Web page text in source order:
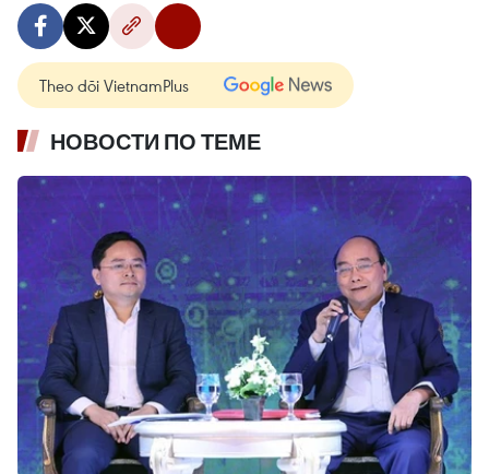
Theo dõi VietnamPlus
НОВОСТИ ПО ТЕМЕ